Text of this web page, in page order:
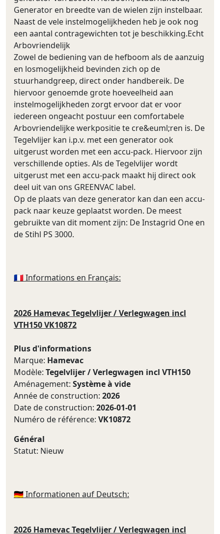
Generator en breedte van de wielen zijn instelbaar.
Naast de vele instelmogelijkheden heb je ook nog
een aantal contragewichten tot je beschikking.Echt
Arbovriendelijk
Zowel de bediening van de hefboom als de aanzuig
en losmogelijkheid bevinden zich op de
stuurhandgreep, direct onder handbereik. De
hiervoor genoemde grote hoeveelheid aan
instelmogelijkheden zorgt ervoor dat er voor
iedereen ongeacht postuur een comfortabele
Arbovriendelijke werkpositie te cre&euml;ren is. De
Tegelvlijer kan i.p.v. met een generator ook
uitgerust worden met een accu-pack. Hiervoor zijn
verschillende opties. Als de Tegelvlijer wordt
uitgerust met een accu-pack maakt hij direct ook
deel uit van ons GREENVAC label.
Op de plaats van deze generator kan dan een accu-
pack naar keuze geplaatst worden. De meest
gebruikte van dit moment zijn: De Instagrid One en
de Stihl PS 3000.
🇫🇷 Informations en Français:
2026 Hamevac Tegelvlijer / Verlegwagen incl
VTH150 VK10872
Plus d'informations
Marque: Hamevac
Modèle: Tegelvlijer / Verlegwagen incl VTH150
Aménagement: Système à vide
Année de construction: 2026
Date de construction: 2026-01-01
Numéro de référence: VK10872
Général
Statut: Nieuw
🇩🇪 Informationen auf Deutsch:
2026 Hamevac Tegelvlijer / Verlegwagen incl